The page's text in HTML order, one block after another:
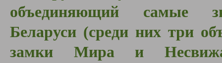
объединяющий самые
Беларуси (среди них три
замки Мира и